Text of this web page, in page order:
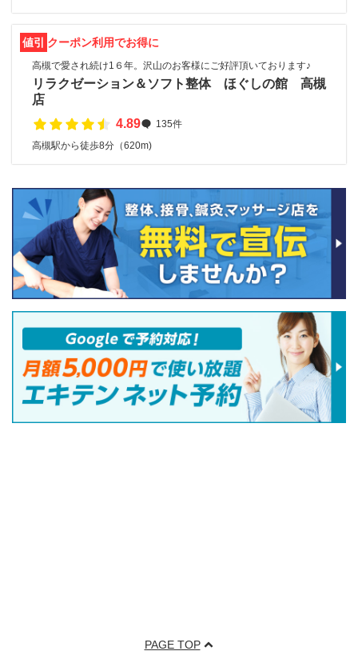
値引 クーポン利用でお得に
高槻で愛され続け1６年。沢山のお客様にご好評頂いております♪
リラクゼーション＆ソフト整体 ほぐしの館 高槻
店
4.89
135件
高槻駅から徒歩8分（620m)
PAGE TOP